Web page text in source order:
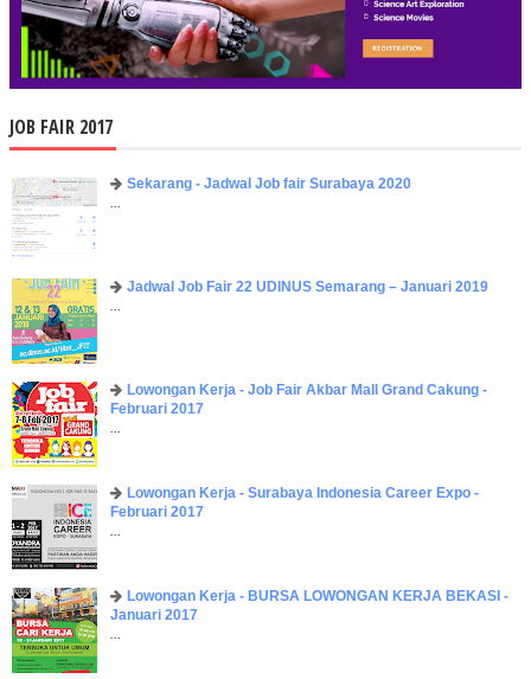
JOB FAIR 2017
Sekarang - Jadwal Job fair Surabaya 2020
Jadwal Job Fair 22 UDINUS Semarang – Januari 2019
Lowongan Kerja - Job Fair ​Akbar ​Mall Grand Cakung -
Februari 2017
Lowongan Kerja - Surabaya Indonesia Career Expo -
Februari 2017
Lowongan Kerja - BURSA LOWONGAN KERJA BEKASI -
Januari 2017